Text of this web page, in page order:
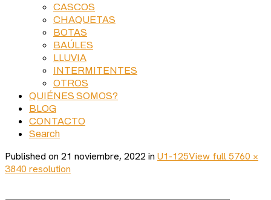
CASCOS
CHAQUETAS
BOTAS
BAÚLES
LLUVIA
INTERMITENTES
OTROS
QUIÉNES SOMOS?
BLOG
CONTACTO
Search
Published on 21 noviembre, 2022 in U1-125View full 5760 ×
3840 resolution